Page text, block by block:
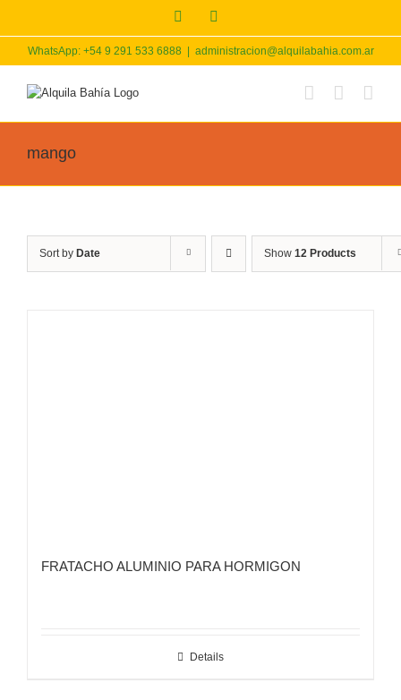
content
Facebook
WhatsApp: +54 9 291 533 6888 administracion@alquilabahia.com.ar
mango
Sort by Date Show 12 Products
FRATACHO ALUMINIO PARA HORMIGON
Details